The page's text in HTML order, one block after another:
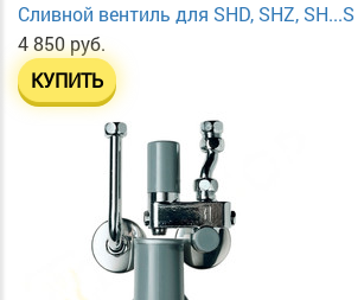
Сливной вентиль для SHD, SHZ, SH...S
4 850 руб.
КУПИТЬ